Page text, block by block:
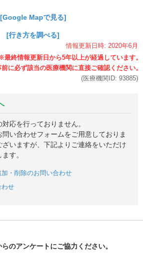
[Google Mapで見る]
[行き方を調べる]
情報更新日時: 2020年6月
(医療機関ID: 93885)
応を行っておりません。
い合わせフォームをご用意しておりま
いますが、下記よりご連絡をいただけ
す。
・削除のお問い合わせ
わせ
院なび
らのアンケートにご協力ください。